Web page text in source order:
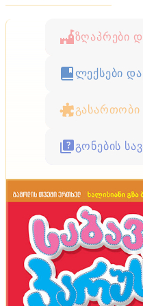
ზღაპრები
ლექსები და
გასართობი
გონების